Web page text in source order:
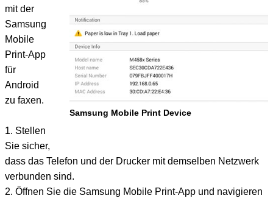
Samsung Mobile Print Device
mit der
Samsung
Mobile
Print-App
für
Android
zu faxen.
1. Stellen
Sie sicher,
dass das Telefon und der Drucker mit demselben Netzwerk
verbunden sind.
2. Öffnen Sie die Samsung Mobile Print-App und navigieren